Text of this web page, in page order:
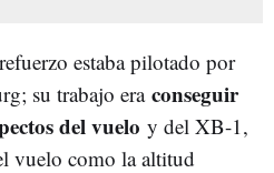
estaba pilotado por
su trabajo era conseguir
del vuelo y del XB-1,
vuelo como la altitud